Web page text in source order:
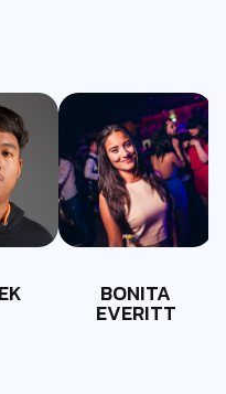
BONITA
EVERITT